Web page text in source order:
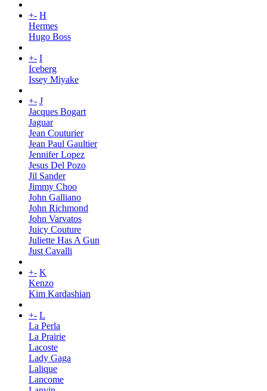
+- H
Hermes
Hugo Boss
+- I
Iceberg
Issey Miyake
+- J
Jacques Bogart
Jaguar
Jean Couturier
Jean Paul Gaultier
Jennifer Lopez
Jesus Del Pozo
Jil Sander
Jimmy Choo
John Galliano
John Richmond
John Varvatos
Juicy Couture
Juliette Has A Gun
Just Cavalli
+- K
Kenzo
Kim Kardashian
+- L
La Perla
La Prairie
Lacoste
Lady Gaga
Lalique
Lancome